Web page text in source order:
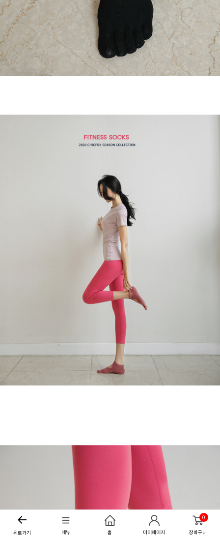
뒤로가기 메뉴 홈 마이페이지
0
장바구니